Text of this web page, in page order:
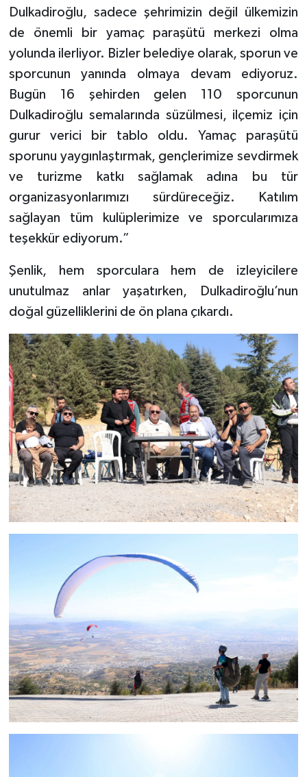
Dulkadiroğlu, sadece şehrimizin değil ülkemizin
de önemli bir yamaç paraşütü merkezi olma
yolunda ilerliyor. Bizler belediye olarak, sporun ve
sporcunun yanında olmaya devam ediyoruz.
Bugün 16 şehirden gelen 110 sporcunun
Dulkadiroğlu semalarında süzülmesi, ilçemiz için
gurur verici bir tablo oldu. Yamaç paraşütü
sporunu yaygınlaştırmak, gençlerimize sevdirmek
ve turizme katkı sağlamak adına bu tür
organizasyonlarımızı sürdüreceğiz. Katılım
sağlayan tüm kulüplerimize ve sporcularımıza
teşekkür ediyorum.”
Şenlik, hem sporculara hem de izleyicilere
unutulmaz anlar yaşatırken, Dulkadiroğlu’nun
doğal güzelliklerini de ön plana çıkardı.